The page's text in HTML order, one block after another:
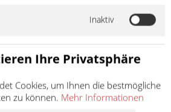
und Fahrräder. Das
Sitz in Santa...
Inaktiv
Ihre Privatsphäre
Cookies, um Ihnen die bestmögliche
zu können. Mehr Informationen